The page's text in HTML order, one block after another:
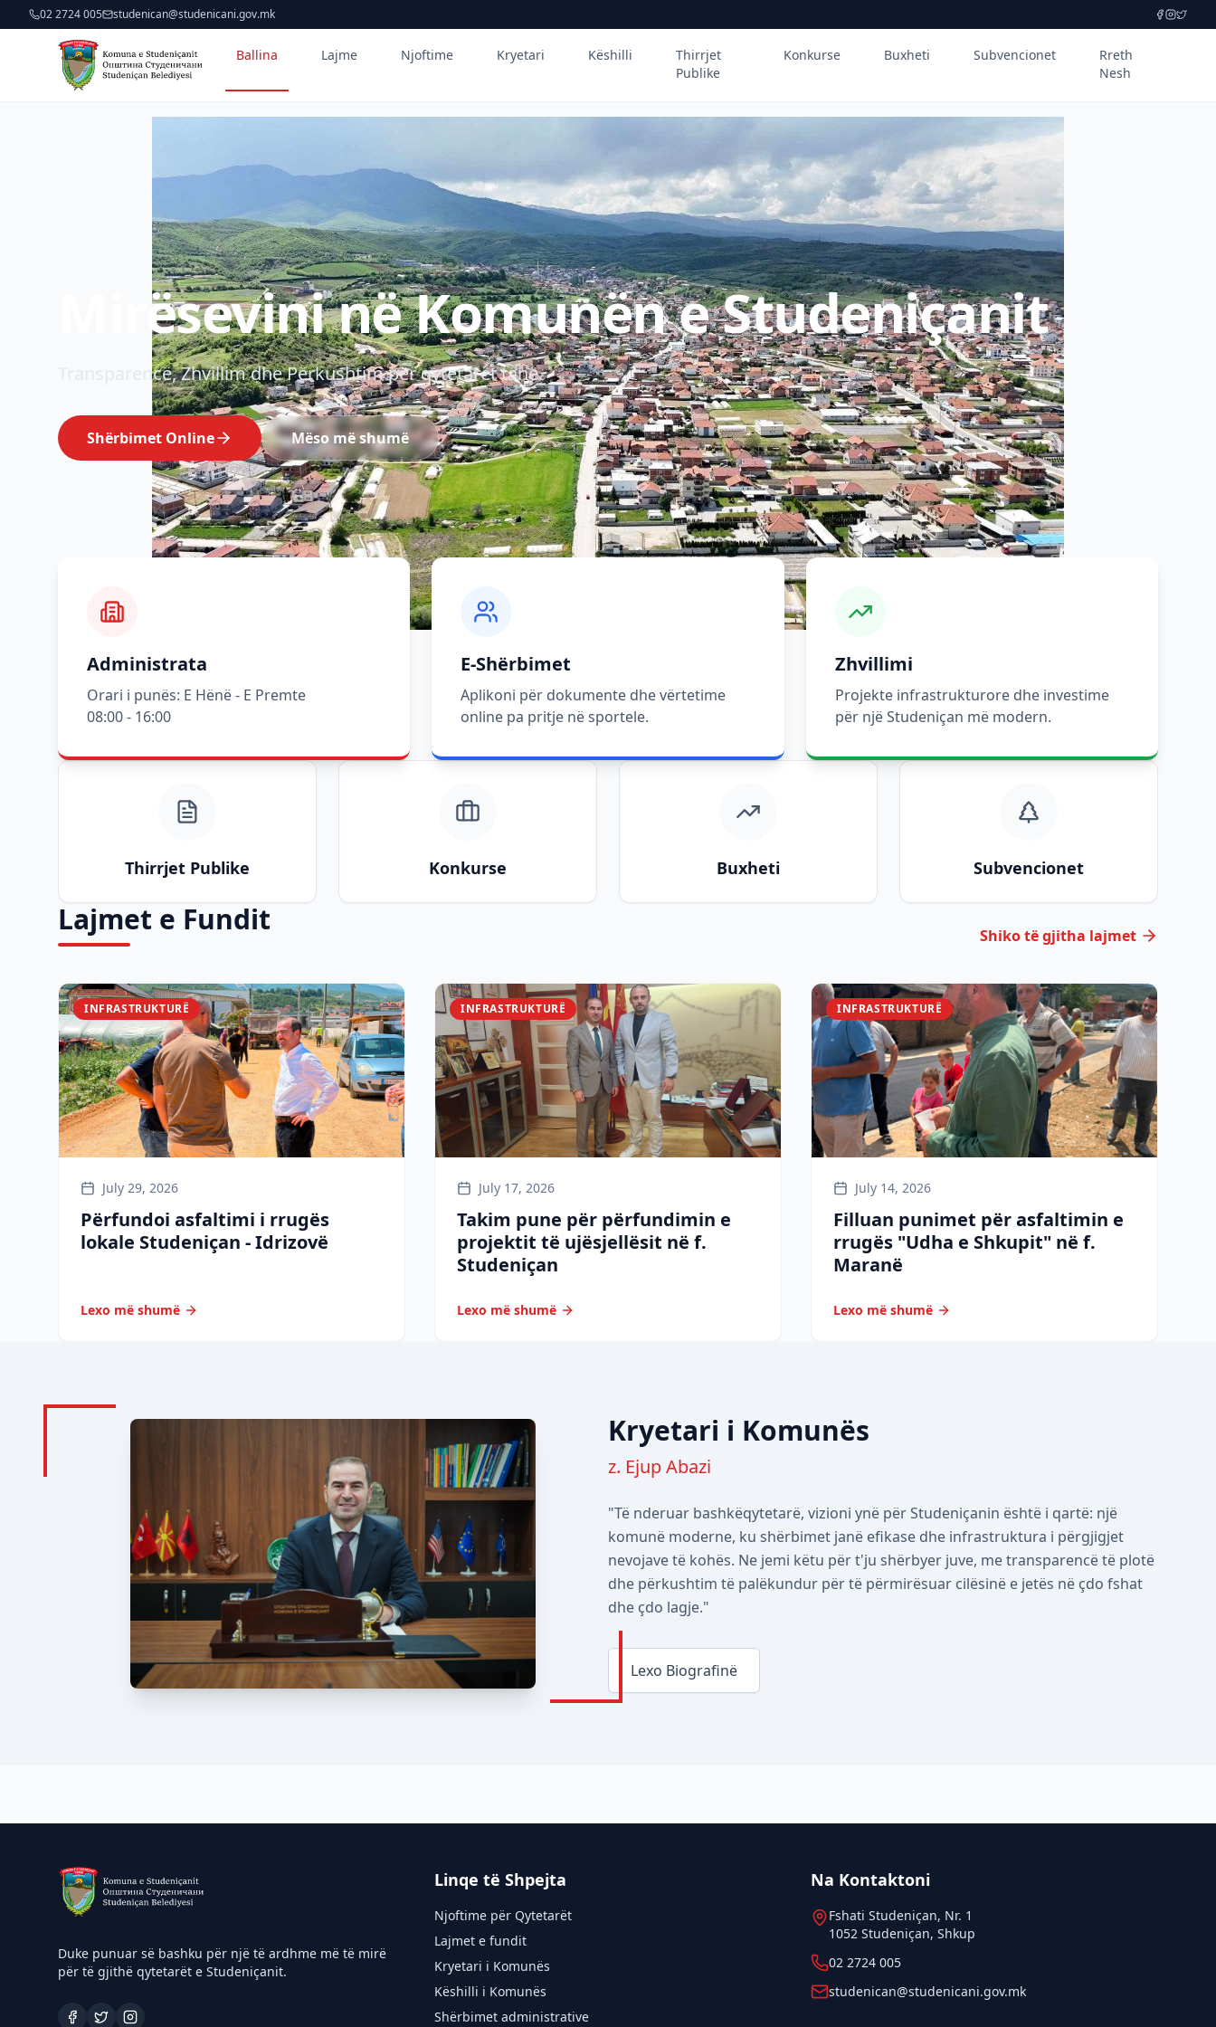
02 2724 005 studenican@studenicani.gov.mk
Ballina Lajme Njoftime Kryetari Këshilli
Thirrjet
Publike
Konkurse Buxheti Subvencionet
Rreth
Nesh
Mirësevini në Komunën e Studeniçanit
Transparencë, Zhvillim dhe Përkushtim për qytetarët tanë.
Shërbimet Online Mëso më shumë
Administrata
Orari i punës: E Hënë - E Premte
08:00 - 16:00
E-Shërbimet
Aplikoni për dokumente dhe vërtetime
online pa pritje në sportele.
Zhvillimi
Projekte infrastrukturore dhe investime
për një Studeniçan më modern.
Thirrjet Publike Konkurse Buxheti Subvencionet
Lajmet e Fundit Shiko të gjitha lajmet
INFRASTRUKTURË
July 29, 2026
Përfundoi asfaltimi i rrugës
lokale Studeniçan - Idrizovë
Lexo më shumë
INFRASTRUKTURË
July 17, 2026
Takim pune për përfundimin e
projektit të ujësjellësit në f.
Studeniçan
Lexo më shumë
INFRASTRUKTURË
July 14, 2026
Filluan punimet për asfaltimin e
rrugës "Udha e Shkupit" në f.
Maranë
Lexo më shumë
Kryetari i Komunës
z. Ejup Abazi
"Të nderuar bashkëqytetarë, vizioni ynë për Studeniçanin është i qartë: një
komunë moderne, ku shërbimet janë efikase dhe infrastruktura i përgjigjet
nevojave të kohës. Ne jemi këtu për t'ju shërbyer juve, me transparencë të plotë
dhe përkushtim të palëkundur për të përmirësuar cilësinë e jetës në çdo fshat
dhe çdo lagje."
Lexo Biografinë
Duke punuar së bashku për një të ardhme më të mirë
për të gjithë qytetarët e Studeniçanit.
Linqe të Shpejta
Njoftime për Qytetarët
Lajmet e fundit
Kryetari i Komunës
Këshilli i Komunës
Shërbimet administrative
Na Kontaktoni
Fshati Studeniçan, Nr. 1
1052 Studeniçan, Shkup
02 2724 005
studenican@studenicani.gov.mk